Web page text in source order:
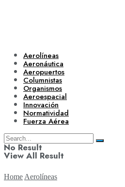
Aerolíneas
Aeronáutica
Aeropuertos
Columnistas
Organismos
Aeroespacial
Innovación
Normatividad
Fuerza Aérea
No Result
View All Result
Home Aerolíneas